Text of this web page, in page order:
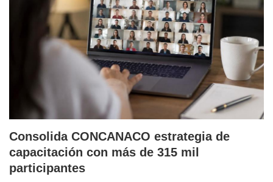
Consolida CONCANACO estrategia de
capacitación con más de 315 mil
participantes